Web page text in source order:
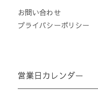
お問い合わせ
プライバシーポリシー
営業日カレンダー